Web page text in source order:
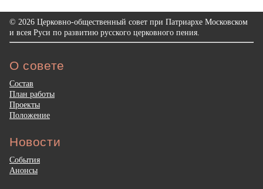
© 2026 Церковно-общественный совет при Патриархе Московском
и всея Руси по развитию русского церковного пения.
О совете
Состав
План работы
Проекты
Положение
Новости
События
Анонсы